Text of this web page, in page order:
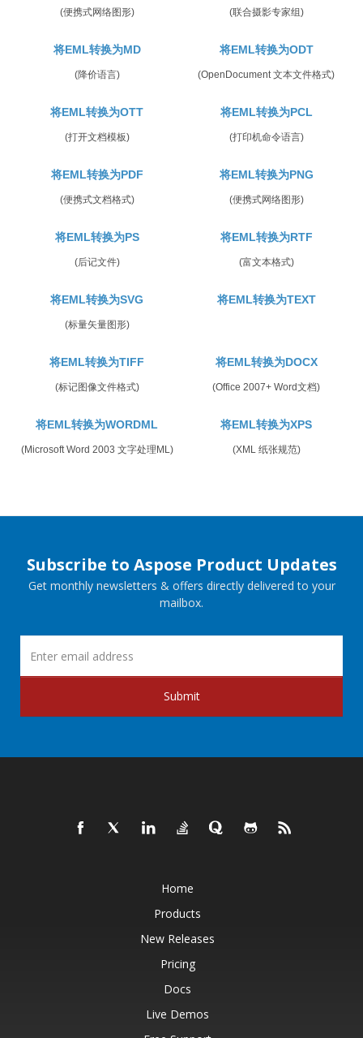
(便携式网络图形) (联合摄影专家组)
将EML转换为MD
(降价语言)
将EML转换为ODT
(OpenDocument 文本文件格式)
将EML转换为OTT
(打开文档模板)
将EML转换为PCL
(打印机命令语言)
将EML转换为PDF
(便携式文档格式)
将EML转换为PNG
(便携式网络图形)
将EML转换为PS
(后记文件)
将EML转换为RTF
(富文本格式)
将EML转换为SVG
(标量矢量图形)
将EML转换为TEXT
将EML转换为TIFF
(标记图像文件格式)
将EML转换为DOCX
(Office 2007+ Word文档)
将EML转换为WORDML
(Microsoft Word 2003 文字处理ML)
将EML转换为XPS
(XML 纸张规范)
Subscribe to Aspose Product Updates
Get monthly newsletters & offers directly delivered to your
mailbox.
Submit
Home
Products
New Releases
Pricing
Docs
Live Demos